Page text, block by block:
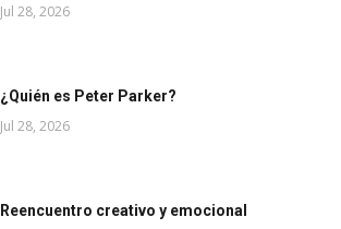
Jul 28, 2026
¿Quién es Peter Parker?
Jul 28, 2026
Reencuentro creativo y emocional